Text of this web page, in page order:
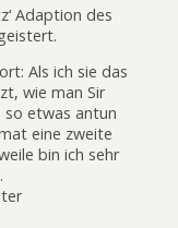
Adaption des
Als ich sie das
wie man Sir
so etwas antun
eine zweite
bin ich sehr